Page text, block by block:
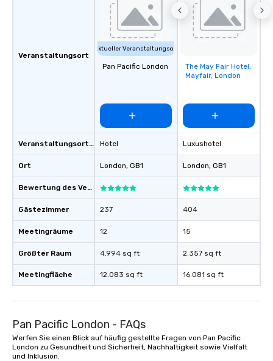
Veranstaltungsort
Veranstaltungsortstyp
Ort
Bewertung des Veranstaltungsortes
Gästezimmer
Meetingräume
Größter Raum
Meetingfläche
Aktueller Veranstaltungsort
Pan Pacific London
Hotel
London, GB1
237
12
4.994 sq ft
12.083 sq ft
Removed from
favorites
The May Fair Hotel,
Mayfair, London
Luxushotel
London, GB1
404
15
2.357 sq ft
16.081 sq ft
Pan Pacific London - FAQs
Werfen Sie einen Blick auf häufig gestellte Fragen von Pan Pacific
London zu Gesundheit und Sicherheit, Nachhaltigkeit sowie Vielfalt
und Inklusion.